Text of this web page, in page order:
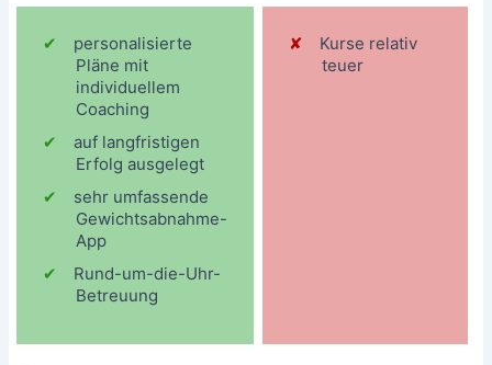
personalisierte
Pläne mit
individuellem
Coaching
auf langfristigen
Erfolg ausgelegt
sehr umfassende
Gewichtsabnahme-
App
Rund-um-die-Uhr-
Betreuung
Kurse relativ
teuer